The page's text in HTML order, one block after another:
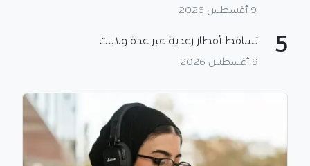
9 أغسطس 2026
5 تساقط أمطار رعدية عبر عدة ولايات
9 أغسطس 2026